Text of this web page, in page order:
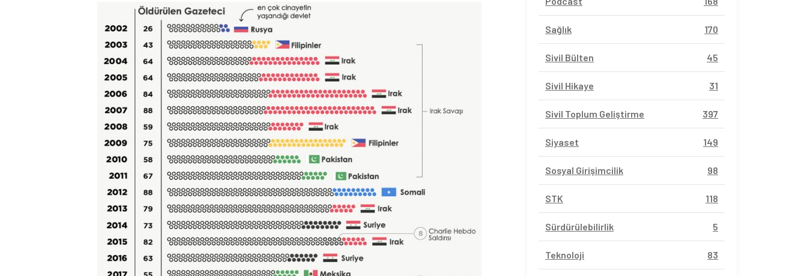
Sağlık 170
Sivil Bülten 45
Sivil Hikaye 31
Sivil Toplum Geliştirme 397
Siyaset 149
Sosyal Girişimcilik 98
STK 118
Sürdürülebilirlik 5
Teknoloji 83